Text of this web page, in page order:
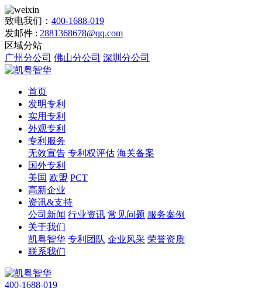
致电我们： 400-1688-019
发邮件 : 2881368678@qq.com
区域分站
广州分公司 佛山分公司 深圳分公司
首页
发明专利
实用专利
外观专利
专利服务
无效宣告 专利权评估 海关备案
国外专利
美国 欧盟 PCT
高新企业
资讯&支持
公司新闻 行业资讯 常见问题 服务案例
关于我们
凯粤智华 专利团队 企业风采 荣誉资质
联系我们
400-1688-019